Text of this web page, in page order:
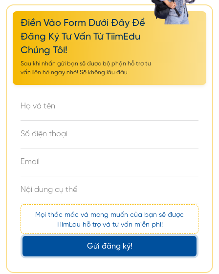
Học bổng du học hệ dự bị, cao đẳng tại Úc
cao đẳng tại Úc được cấp cho sinh viên quốc tế
Tên trường
Tên học
bổng
học
bổng
Điều kiện
Học bổng
bậc Dự bị,
Từ 25%
- 50%
Điền Vào Form Dưới Đây Để
Đăng Ký Tư Vấn Từ TiimEdu
Chúng Tôi!
Sau khi nhấn gửi bạn sẽ được bộ phận hỗ trợ tư
vấn liên hệ ngay nhé! Sẽ không lâu đâu
Mọi thắc mắc và mong muốn của bạn sẽ được
TiimEdu hỗ trợ và tư vấn miễn phí!
Gửi đăng ký!